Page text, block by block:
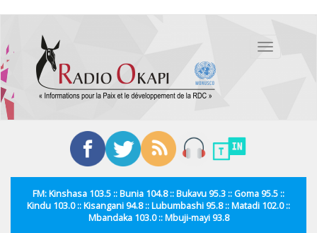
contenu
principal
Toggle
FM: Kinshasa 103.5 :: Bunia 104.8 :: Bukavu 95.3 :: Goma 95.5 ::
Kindu 103.0 :: Kisangani 94.8 :: Lubumbashi 95.8 :: Matadi 102.0 ::
Mbandaka 103.0 :: Mbuji-mayi 93.8